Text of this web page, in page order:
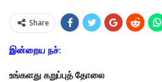
Share
இன்றைய நச்:
உங்களது கறுப்புத் தோலை